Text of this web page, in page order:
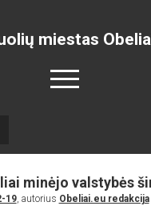
miestas
open
menu
menu
Skelbimai
Projektai
open
minėjo valstybės
19, autorius Obeliai.eu redakcija